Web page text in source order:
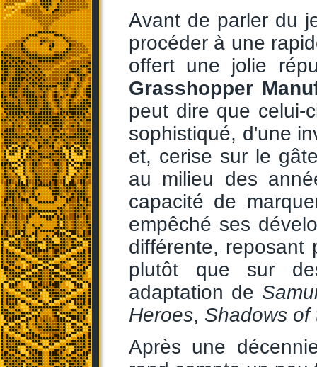
Avant de parler du
procéder à une
offert une jolie
Grasshopper
peut dire que celui-
sophistiqué, d'une
et, cerise sur le
au milieu des
capacité de
empêché ses
différente, reposant
plutôt que sur
adaptation de
Heroes, Shadows of
Après une